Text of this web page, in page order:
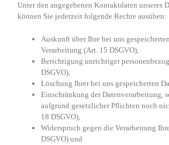
Unter den angegebenen Kontaktdaten unseres
können Sie jederzeit folgende Rechte ausüben:
Auskunft über Ihre bei uns
Verarbeitung (Art. 15 DSGVO),
Berichtigung unrichtiger
DSGVO),
Löschung Ihrer bei uns gespeicherten
Einschränkung der Datenverarbeitung,
aufgrund gesetzlicher Pflichten noch
18 DSGVO),
Widerspruch gegen die Verarbeitung
DSGVO) und